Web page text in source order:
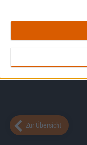
Zur Übersicht